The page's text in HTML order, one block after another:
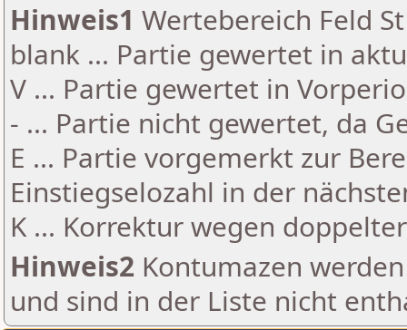
Hinweis1 Wertebereich Feld
blank ... Partie gewertet in
V ... Partie gewertet in
- ... Partie nicht gewertet, da
E ... Partie vorgemerkt zur
Einstiegselozahl in der
K ... Korrektur wegen
Hinweis2 Kontumazen
und sind in der Liste nicht